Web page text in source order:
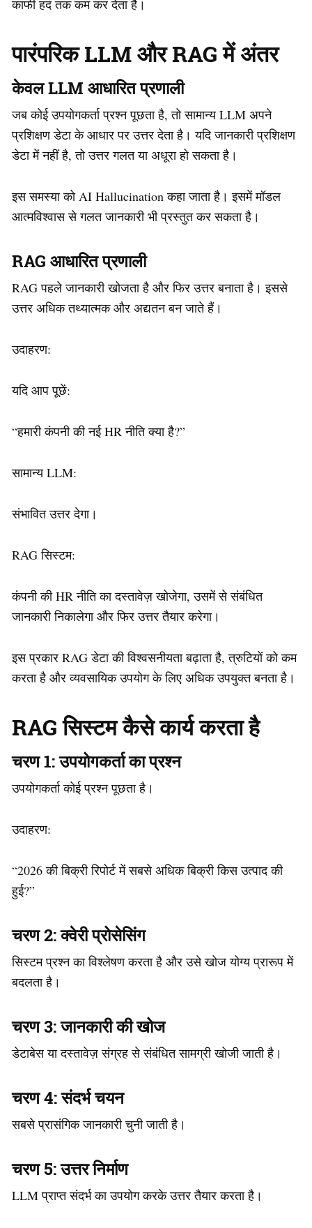
काफी हद तक कम कर देता है।
पारंपरिक LLM और RAG में अंतर
केवल LLM आधारित प्रणाली
जब कोई उपयोगकर्ता प्रश्न पूछता है, तो सामान्य LLM अपने
प्रशिक्षण डेटा के आधार पर उत्तर देता है। यदि जानकारी प्रशिक्षण
डेटा में नहीं है, तो उत्तर गलत या अधूरा हो सकता है।
इस समस्या को AI Hallucination कहा जाता है। इसमें मॉडल
आत्मविश्वास से गलत जानकारी भी प्रस्तुत कर सकता है।
RAG आधारित प्रणाली
RAG पहले जानकारी खोजता है और फिर उत्तर बनाता है। इससे
उत्तर अधिक तथ्यात्मक और अद्यतन बन जाते हैं।
उदाहरण:
यदि आप पूछें:
“हमारी कंपनी की नई HR नीति क्या है?”
सामान्य LLM:
संभावित उत्तर देगा।
RAG सिस्टम:
कंपनी की HR नीति का दस्तावेज़ खोजेगा, उसमें से संबंधित
जानकारी निकालेगा और फिर उत्तर तैयार करेगा।
इस प्रकार RAG डेटा की विश्वसनीयता बढ़ाता है, त्रुटियों को कम
करता है और व्यवसायिक उपयोग के लिए अधिक उपयुक्त बनता है।
RAG सिस्टम कैसे कार्य करता है
चरण 1: उपयोगकर्ता का प्रश्न
उपयोगकर्ता कोई प्रश्न पूछता है।
उदाहरण:
“2026 की बिक्री रिपोर्ट में सबसे अधिक बिक्री किस उत्पाद की
हुई?”
चरण 2: क्वेरी प्रोसेसिंग
सिस्टम प्रश्न का विश्लेषण करता है और उसे खोज योग्य प्रारूप में
बदलता है।
चरण 3: जानकारी की खोज
डेटाबेस या दस्तावेज़ संग्रह से संबंधित सामग्री खोजी जाती है।
चरण 4: संदर्भ चयन
सबसे प्रासंगिक जानकारी चुनी जाती है।
चरण 5: उत्तर निर्माण
LLM प्राप्त संदर्भ का उपयोग करके उत्तर तैयार करता है।